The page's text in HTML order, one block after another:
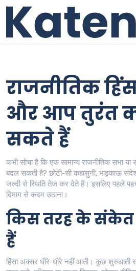
राजनीतिक
और आप तुरंत
सकते हैं
कभी सोचा है कि एक सामान्य राजनीतिक सभा या
बदल सकती है? छोटी-सी कहासुनी, भड़काऊ
जल्दी से स्थिति तेज कर देते हैं। इसलिए पहले
दिमाग से कदम उठाना।
किस तरह के संकेत
हैं
हिंसा अक्सर धीरे-धीरे नहीं आती। कुछ शुरुआती